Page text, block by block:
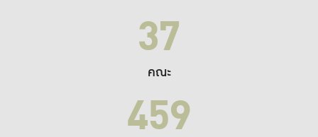
37
คณะ
459